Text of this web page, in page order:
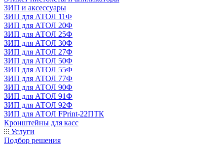
ЗИП и аксессуары
ЗИП для АТОЛ 11Ф
ЗИП для АТОЛ 20Ф
ЗИП для АТОЛ 25Ф
ЗИП для АТОЛ 30Ф
ЗИП для АТОЛ 27Ф
ЗИП для АТОЛ 50Ф
ЗИП для АТОЛ 55Ф
ЗИП для АТОЛ 77Ф
ЗИП для АТОЛ 90Ф
ЗИП для АТОЛ 91Ф
ЗИП для АТОЛ 92Ф
ЗИП для АТОЛ FPrint-22ПТК
Кронштейны для касс
Услуги
Подбор решения